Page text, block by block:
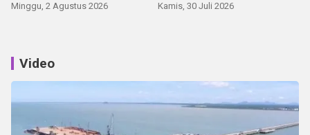
Minggu, 2 Agustus 2026 Kamis, 30 Juli 2026
Video